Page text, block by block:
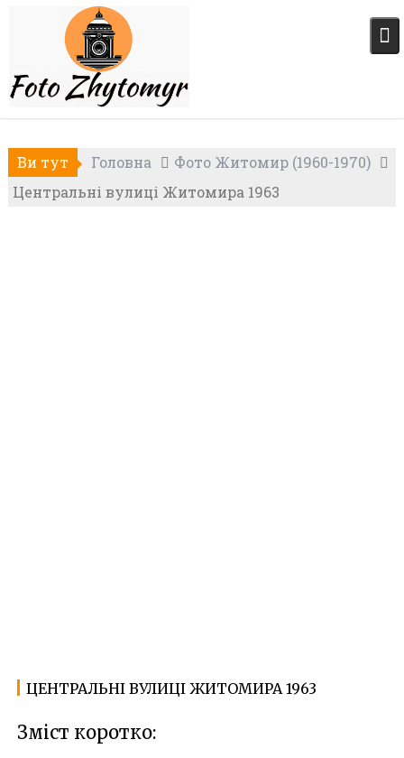
Ви тут Головна
Фото Житомир (1960-1970)
Центральні вулиці Житомира 1963
23.06.2025
Ф
ЦЕНТРАЛЬНІ ВУЛИЦІ ЖИТОМИРА 1963
Зміст коротко: